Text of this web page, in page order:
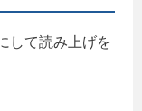
して読み上げを